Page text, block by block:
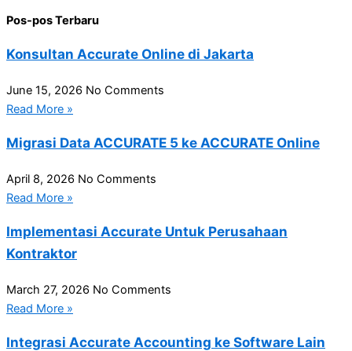
Pos-pos Terbaru
Konsultan Accurate Online di Jakarta
June 15, 2026 No Comments
Read More »
Migrasi Data ACCURATE 5 ke ACCURATE Online
April 8, 2026 No Comments
Read More »
Implementasi Accurate Untuk Perusahaan
Kontraktor
March 27, 2026 No Comments
Read More »
Integrasi Accurate Accounting ke Software Lain